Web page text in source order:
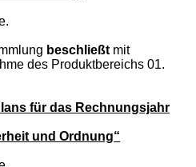
beschließt mit
des Produktbereichs 01.
für das Rechnungsjahr
und Ordnung“